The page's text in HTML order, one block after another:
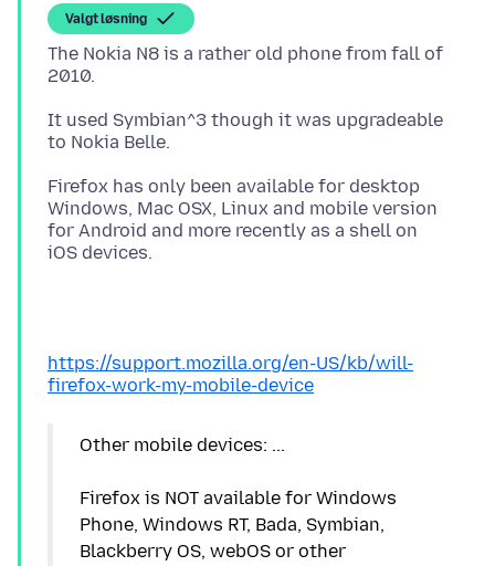
Valgt løsning
The Nokia N8 is a rather old phone from fall of
It used Symbian^3 though it was upgradeable
Firefox has only been available for desktop
Windows, Mac OSX, Linux and mobile version
for Android and more recently as a shell on
https://support.mozilla.org/en-US/kb/will-
firefox-work-my-mobile-device
Other mobile devices: ...
Firefox is NOT available for Windows
Phone, Windows RT, Bada, Symbian,
Blackberry OS, webOS or other